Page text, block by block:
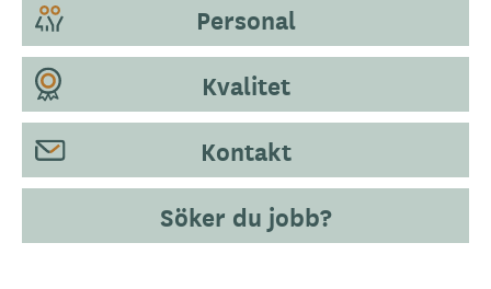
Personal
Kvalitet
Kontakt
Söker du jobb?